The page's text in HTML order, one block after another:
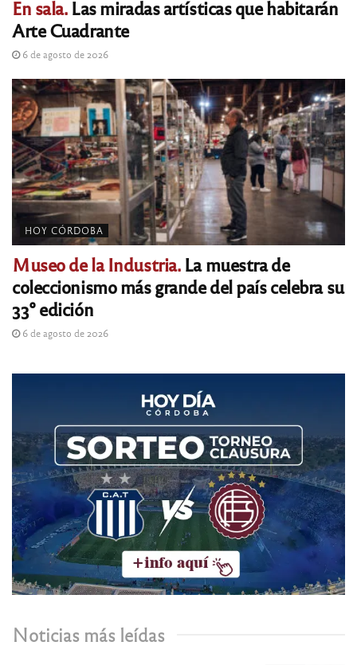
En sala.Las miradas artísticas que habitarán
Arte Cuadrante
6 de agosto de 2026
HOY CÓRDOBA
Museo de la Industria.La muestra de
coleccionismo más grande del país celebra su
33° edición
6 de agosto de 2026
Noticias más leídas